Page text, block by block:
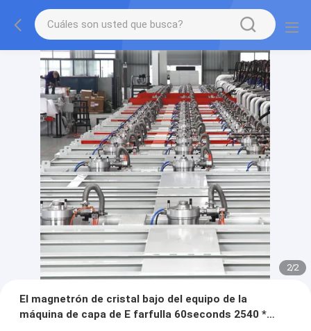
2/2
El magnetrón de cristal bajo del equipo de la
máquina de capa de E farfulla 60seconds 2540 *